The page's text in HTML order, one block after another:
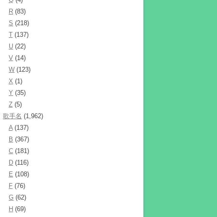
R (83)
S (218)
T (137)
U (22)
V (14)
W (123)
X (1)
Y (35)
Z (5)
歌手名 (1,962)
A(137)
B (367)
C (181)
D (116)
E (108)
F (76)
G (62)
H (69)